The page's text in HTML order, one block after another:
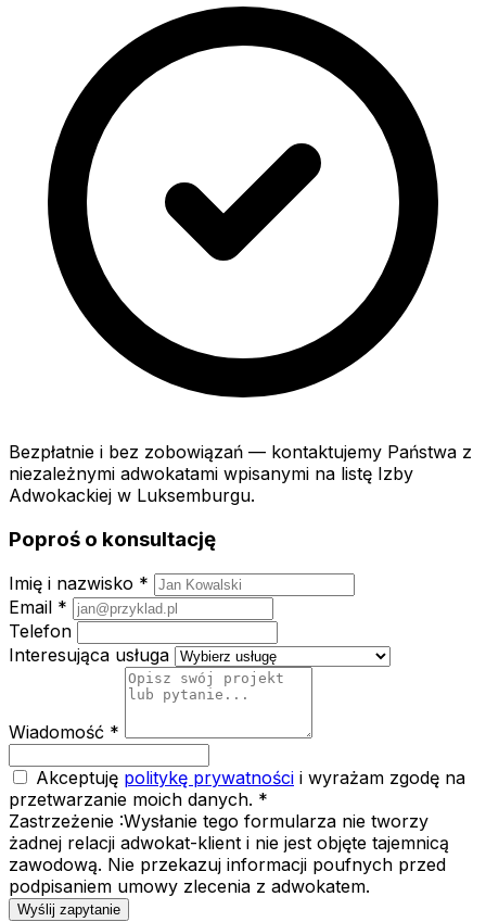
Bezpłatnie i bez zobowiązań — kontaktujemy Państwa z
niezależnymi adwokatami wpisanymi na listę Izby
Adwokackiej w Luksemburgu.
Poproś o konsultację
Imię i nazwisko *
Email *
Telefon
Interesująca usługa
Wiadomość *
Akceptuję politykę prywatności i wyrażam zgodę na
przetwarzanie moich danych. *
Zastrzeżenie :Wysłanie tego formularza nie tworzy
żadnej relacji adwokat-klient i nie jest objęte tajemnicą
zawodową. Nie przekazuj informacji poufnych przed
podpisaniem umowy zlecenia z adwokatem.
Wyślij zapytanie